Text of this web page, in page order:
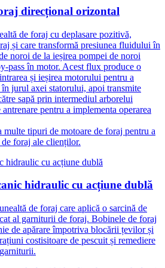
direcțional orizontal
de foraj cu deplasare pozitivă,
și care transformă presiunea fluidului în
noroi de la ieșirea pompei de noroi
pass în motor. Acest flux produce o
și ieșirea motorului pentru a
jurul axei statorului, apoi transmite
sapă prin intermediul arborelui
pentru a implementa operarea
tipuri de motoare de foraj pentru a
foraj ale clienților.
hidraulic cu acțiune dublă
de foraj care aplică o sarcină de
al garniturii de foraj. Bobinele de foraj
de apărare împotriva blocării țevilor și
costisitoare de pescuit și remediere